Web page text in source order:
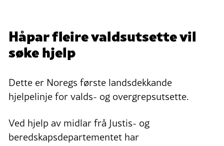
Håpar fleire valdsutsette vil
søke hjelp
Dette er Noregs første landsdekkande
hjelpelinje for valds- og overgrepsutsette.
Ved hjelp av midlar frå Justis- og
beredskapsdepartementet har